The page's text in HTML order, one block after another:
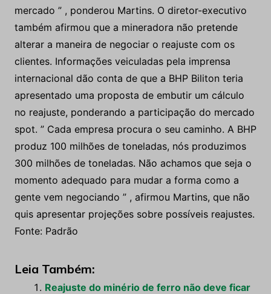
mercado ” , ponderou Martins. O diretor-executivo
também afirmou que a mineradora não pretende
alterar a maneira de negociar o reajuste com os
clientes. Informações veiculadas pela imprensa
internacional dão conta de que a BHP Biliton teria
apresentado uma proposta de embutir um cálculo
no reajuste, ponderando a participação do mercado
spot. ” Cada empresa procura o seu caminho. A BHP
produz 100 milhões de toneladas, nós produzimos
300 milhões de toneladas. Não achamos que seja o
momento adequado para mudar a forma como a
gente vem negociando ” , afirmou Martins, que não
quis apresentar projeções sobre possíveis reajustes.
Fonte: Padrão
Leia Também:
Reajuste do minério de ferro não deve ficar